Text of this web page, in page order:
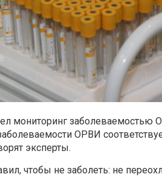
мониторинг заболеваемостью
ОРВИ
эксперты.
чтобы не заболеть: не